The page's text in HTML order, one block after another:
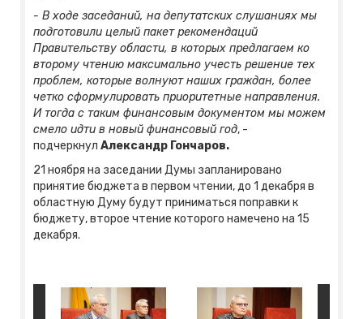
- В ходе заседаний, на депутатских слушаниях мы
подготовили целый пакет рекомендаций
Правительству области, в которых предлагаем ко
второму чтению максимально учесть решение тех
проблем, которые волнуют наших граждан, более
четко сформулировать приоритетные направления.
И тогда с таким финансовым документом мы можем
смело идти в новый финансовый год, -
подчеркнул Александр Гончаров.
21 ноября на заседании Думы запланировано
принятие бюджета в первом чтении, до 1 декабря в
областную Думу будут приниматься поправки к
бюджету, второе чтение которого намечено на 15
декабря.